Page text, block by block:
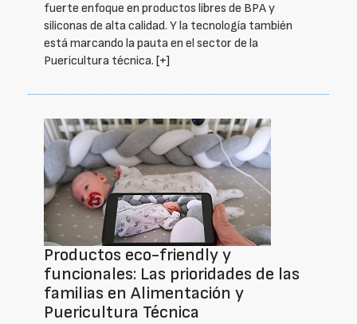
fuerte enfoque en productos libres de BPA y
siliconas de alta calidad. Y la tecnología también
está marcando la pauta en el sector de la
Puericultura técnica. [+]
Productos eco-friendly y
funcionales: Las prioridades de las
familias en Alimentación y
Puericultura Técnica